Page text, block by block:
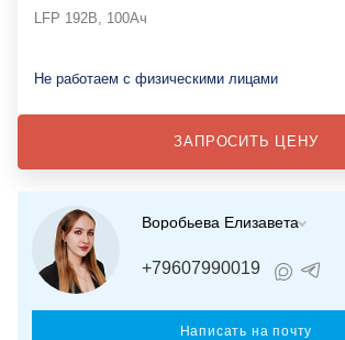
LFP 192В, 100Ач
Не работаем с физическими лицами
ЗАПРОСИТЬ ЦЕНУ
Воробьева Елизавета
+79607990019
Написать на почту